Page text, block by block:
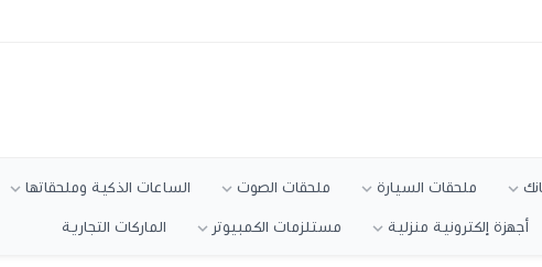
ملحقات السيارة ملحقات الصوت الساعات الذكية وملحقاتها
أجهزة إلكترونية منزلية مستلزمات الكمبيوتر الماركات التجارية